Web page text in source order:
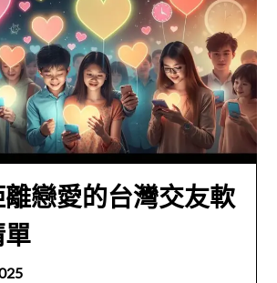
戀愛的台灣交友軟